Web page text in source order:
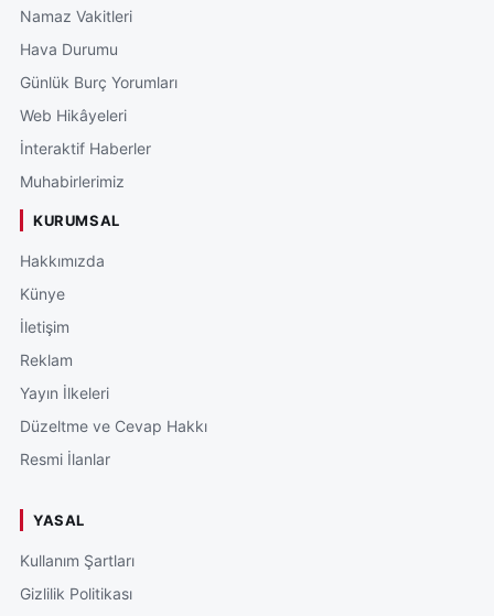
Namaz Vakitleri
Hava Durumu
Günlük Burç Yorumları
Web Hikâyeleri
İnteraktif Haberler
Muhabirlerimiz
KURUMSAL
Hakkımızda
Künye
İletişim
Reklam
Yayın İlkeleri
Düzeltme ve Cevap Hakkı
Resmi İlanlar
YASAL
Kullanım Şartları
Gizlilik Politikası